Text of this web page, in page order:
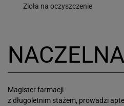
Zioła na oczyszczenie
Magister farmacji
z długoletnim stażem, prowadzi